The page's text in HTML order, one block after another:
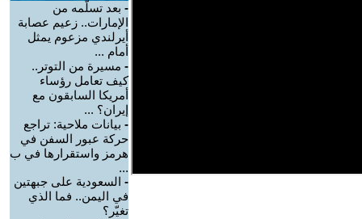
- بعد تسلّمه من
الإمارات.. زعيم عصابة
أيرلندي مزعوم يمثل
أمام ...
- مسيرة من التوتر..
كيف تعامل رؤساء
أمريكا السابقون مع
إيران؟ ...
- بيانات ملاحية: تراجع
حركة عبور السفن في
هرمز واستقرارها في ب
...
- السعودية على جبهتين
في اليمن.. فما الذي
تغيّر؟